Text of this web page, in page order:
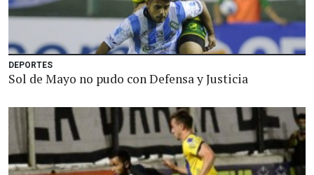
DEPORTES
Sol de Mayo no pudo con Defensa y Justicia